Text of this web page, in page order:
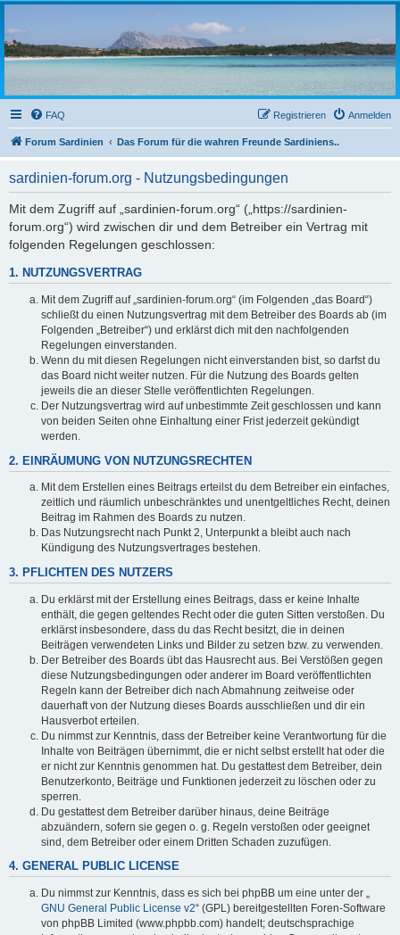
sardinien-forum.org
Das Forum der Freunde Sardiniens
FAQ Anmelden
Registrieren
Forum Sardinien Das Forum für die wahren Freunde Sardiniens..
sardinien-forum.org - Nutzungsbedingungen
Mit dem Zugriff auf „sardinien-forum.org“ („https://sardinien-
forum.org“) wird zwischen dir und dem Betreiber ein Vertrag mit
folgenden Regelungen geschlossen:
1. NUTZUNGSVERTRAG
Mit dem Zugriff auf „sardinien-forum.org“ (im Folgenden „das Board“)
schließt du einen Nutzungsvertrag mit dem Betreiber des Boards ab (im
Folgenden „Betreiber“) und erklärst dich mit den nachfolgenden
Regelungen einverstanden.
Wenn du mit diesen Regelungen nicht einverstanden bist, so darfst du
das Board nicht weiter nutzen. Für die Nutzung des Boards gelten
jeweils die an dieser Stelle veröffentlichten Regelungen.
Der Nutzungsvertrag wird auf unbestimmte Zeit geschlossen und kann
von beiden Seiten ohne Einhaltung einer Frist jederzeit gekündigt
werden.
2. EINRÄUMUNG VON NUTZUNGSRECHTEN
Mit dem Erstellen eines Beitrags erteilst du dem Betreiber ein einfaches,
zeitlich und räumlich unbeschränktes und unentgeltliches Recht, deinen
Beitrag im Rahmen des Boards zu nutzen.
Das Nutzungsrecht nach Punkt 2, Unterpunkt a bleibt auch nach
Kündigung des Nutzungsvertrages bestehen.
3. PFLICHTEN DES NUTZERS
Du erklärst mit der Erstellung eines Beitrags, dass er keine Inhalte
enthält, die gegen geltendes Recht oder die guten Sitten verstoßen. Du
erklärst insbesondere, dass du das Recht besitzt, die in deinen
Beiträgen verwendeten Links und Bilder zu setzen bzw. zu verwenden.
Der Betreiber des Boards übt das Hausrecht aus. Bei Verstößen gegen
diese Nutzungsbedingungen oder anderer im Board veröffentlichten
Regeln kann der Betreiber dich nach Abmahnung zeitweise oder
dauerhaft von der Nutzung dieses Boards ausschließen und dir ein
Hausverbot erteilen.
Du nimmst zur Kenntnis, dass der Betreiber keine Verantwortung für die
Inhalte von Beiträgen übernimmt, die er nicht selbst erstellt hat oder die
er nicht zur Kenntnis genommen hat. Du gestattest dem Betreiber, dein
Benutzerkonto, Beiträge und Funktionen jederzeit zu löschen oder zu
sperren.
Du gestattest dem Betreiber darüber hinaus, deine Beiträge
abzuändern, sofern sie gegen o. g. Regeln verstoßen oder geeignet
sind, dem Betreiber oder einem Dritten Schaden zuzufügen.
4. GENERAL PUBLIC LICENSE
Du nimmst zur Kenntnis, dass es sich bei phpBB um eine unter der „
GNU General Public License v2“ (GPL) bereitgestellten Foren-Software
von phpBB Limited (www.phpbb.com) handelt; deutschsprachige